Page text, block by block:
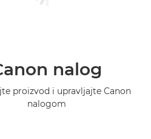
nalog
proizvod i upravljajte Canon
nalogom